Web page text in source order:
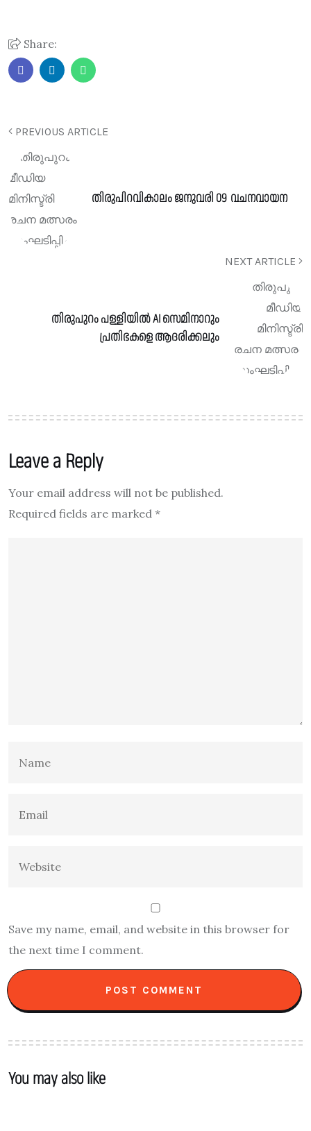
Share:
PREVIOUS ARTICLE
തിരുപിറവികാലം ജനുവരി 09 വചനവായന
NEXT ARTICLE
തിരുപുറം പള്ളിയിൽ AI സെമിനാറും
പ്രതിഭകളെ ആദരിക്കലും
Leave a Reply
Your email address will not be published.
Required fields are marked *
Save my name, email, and website in this browser for
the next time I comment.
You may also like